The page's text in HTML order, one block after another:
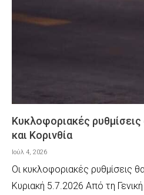
Κυκλοφοριακές
και Κορινθία
Ιούλ 4, 2026
Οι κυκλοφοριακές ρυθμίσεις
Κυριακή 5.7.2026 Από τη